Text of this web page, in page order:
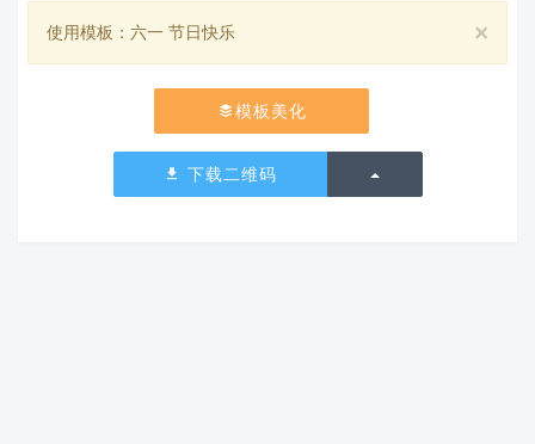
×
使用模板：六一 节日快乐
模板美化
下载二维码 切换下拉列表